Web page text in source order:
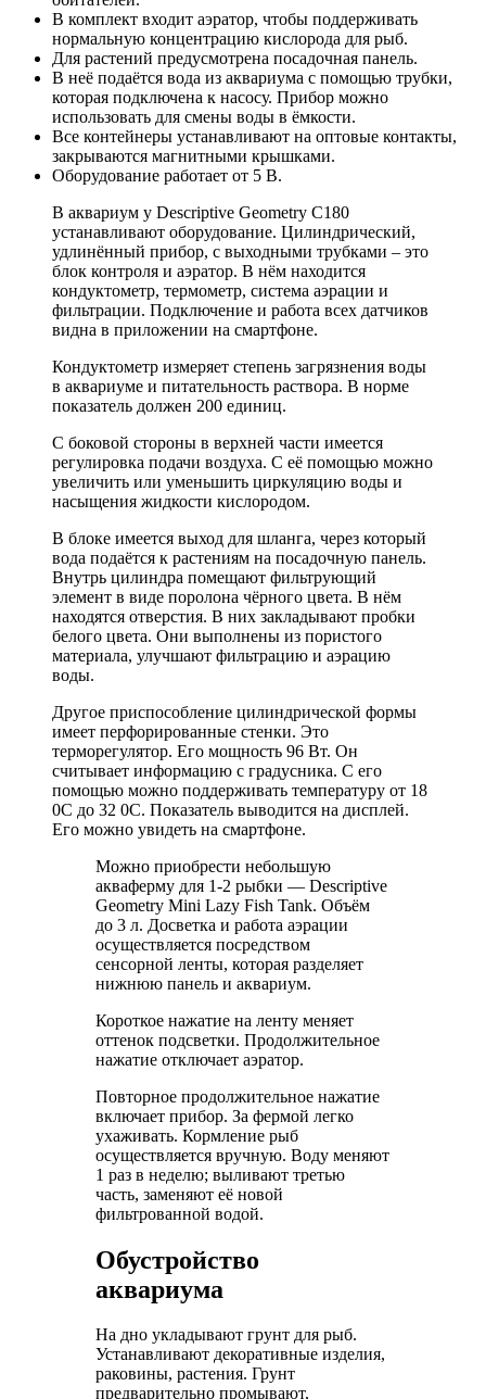
В комплект входит аэратор, чтобы поддерживать
нормальную концентрацию кислорода для рыб.
Для растений предусмотрена посадочная панель.
В неё подаётся вода из аквариума с помощью трубки,
которая подключена к насосу. Прибор можно
использовать для смены воды в ёмкости.
Все контейнеры устанавливают на оптовые контакты,
закрываются магнитными крышками.
Оборудование работает от 5 В.
В аквариум у Descriptive Geometry C180
устанавливают оборудование. Цилиндрический,
удлинённый прибор, с выходными трубками – это
блок контроля и аэратор. В нём находится
кондуктометр, термометр, система аэрации и
фильтрации. Подключение и работа всех датчиков
видна в приложении на смартфоне.
Кондуктометр измеряет степень загрязнения воды
в аквариуме и питательность раствора. В норме
показатель должен 200 единиц.
С боковой стороны в верхней части имеется
регулировка подачи воздуха. С её помощью можно
увеличить или уменьшить циркуляцию воды и
насыщения жидкости кислородом.
В блоке имеется выход для шланга, через который
вода подаётся к растениям на посадочную панель.
Внутрь цилиндра помещают фильтрующий
элемент в виде поролона чёрного цвета. В нём
находятся отверстия. В них закладывают пробки
белого цвета. Они выполнены из пористого
материала, улучшают фильтрацию и аэрацию
воды.
Другое приспособление цилиндрической формы
имеет перфорированные стенки. Это
терморегулятор. Его мощность 96 Вт. Он
считывает информацию с градусника. С его
помощью можно поддерживать температуру от 18
0С до 32 0С. Показатель выводится на дисплей.
Его можно увидеть на смартфоне.
Можно приобрести небольшую
акваферму для 1-2 рыбки — Descriptive
Geometry Mini Lazy Fish Tank. Объём
до 3 л. Досветка и работа аэрации
осуществляется посредством
сенсорной ленты, которая разделяет
нижнюю панель и аквариум.
Короткое нажатие на ленту меняет
оттенок подсветки. Продолжительное
нажатие отключает аэратор.
Повторное продолжительное нажатие
включает прибор. За фермой легко
ухаживать. Кормление рыб
осуществляется вручную. Воду меняют
1 раз в неделю; выливают третью
часть, заменяют её новой
фильтрованной водой.
Обустройство
аквариума
На дно укладывают грунт для рыб.
Устанавливают декоративные изделия,
раковины, растения. Грунт
предварительно промывают,